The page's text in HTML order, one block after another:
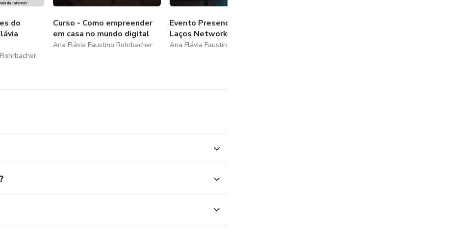
do digital, é o caminho para sua realização profissional e a
office.
do
Curso - Como empreender
em casa no mundo digital
Ana Flávia Faustino Rohrbacher
Evento Presencial - Criando
Laços Networking
Ana Flávia Faustino Rohrbacher